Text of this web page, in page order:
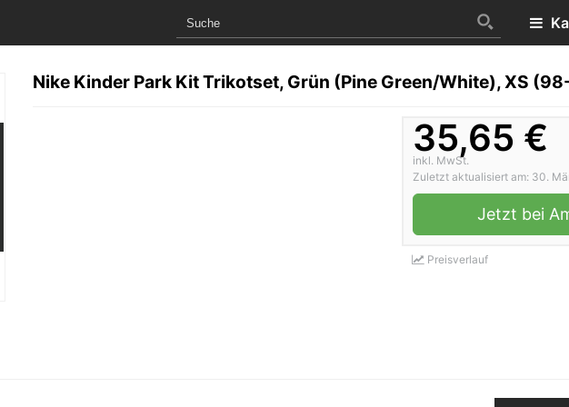
Nike Kinder Park Kit Trikotset, Grün (Pine Green/White), XS
35,65 €
inkl. MwSt.
Zuletzt aktualisiert am: 30.
Jetzt bei
Preisverlauf